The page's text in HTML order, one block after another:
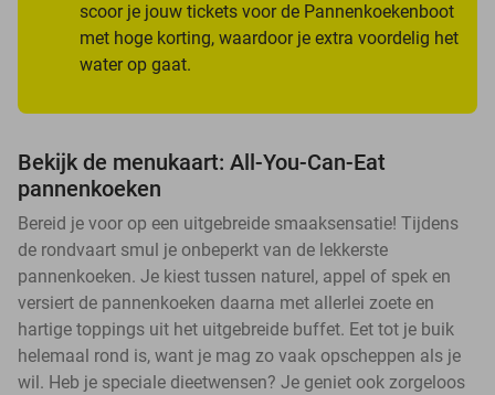
scoor je jouw tickets voor de Pannenkoekenboot
met hoge korting, waardoor je extra voordelig het
water op gaat.
Bekijk de menukaart: All-You-Can-Eat
pannenkoeken
Bereid je voor op een uitgebreide smaaksensatie! Tijdens
de rondvaart smul je onbeperkt van de lekkerste
pannenkoeken. Je kiest tussen naturel, appel of spek en
versiert de pannenkoeken daarna met allerlei zoete en
hartige toppings uit het uitgebreide buffet. Eet tot je buik
helemaal rond is, want je mag zo vaak opscheppen als je
wil. Heb je speciale dieetwensen? Je geniet ook zorgeloos